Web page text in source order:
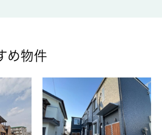
しょう。お引っ越しをお考えなら、
め物件